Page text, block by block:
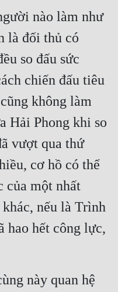
nào làm như
là đối thủ có
so đấu sức
chiến đấu tiêu
không làm
Hải Phong khi so
vượt qua thứ
cơ hồ có thể
của một nhất
nếu là Trình
hao hết công lực,
này quan hệ